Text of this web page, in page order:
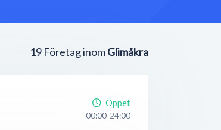
19 Företag inomGlimåkra
Öppet
00:00-24:00